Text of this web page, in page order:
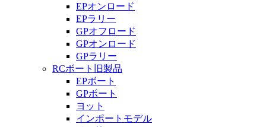
EPオンロード
EPラリー
GPオフロード
GPオンロード
GPラリー
RCボート旧製品
EPボート
GPボート
ヨット
インポートモデル